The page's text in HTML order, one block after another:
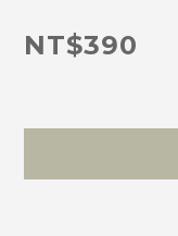
NT$390